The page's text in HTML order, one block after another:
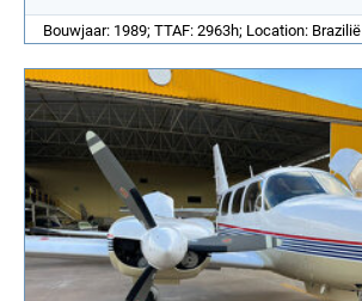
Bouwjaar: 1989; TTAF: 2963h; Location: Brazilië